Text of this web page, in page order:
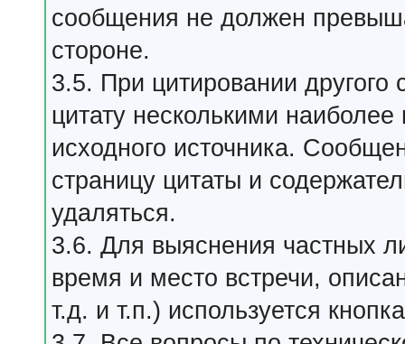
сообщения не должен
стороне.
3.5. При цитировании другого
цитату несколькими
исходного источника.
страницу цитаты и
удаляться.
3.6. Для выяснения частных
время и место встречи,
т.д. и т.п.) используется